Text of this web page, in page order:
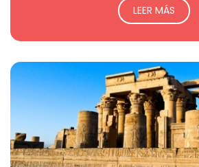
LEER MÁS